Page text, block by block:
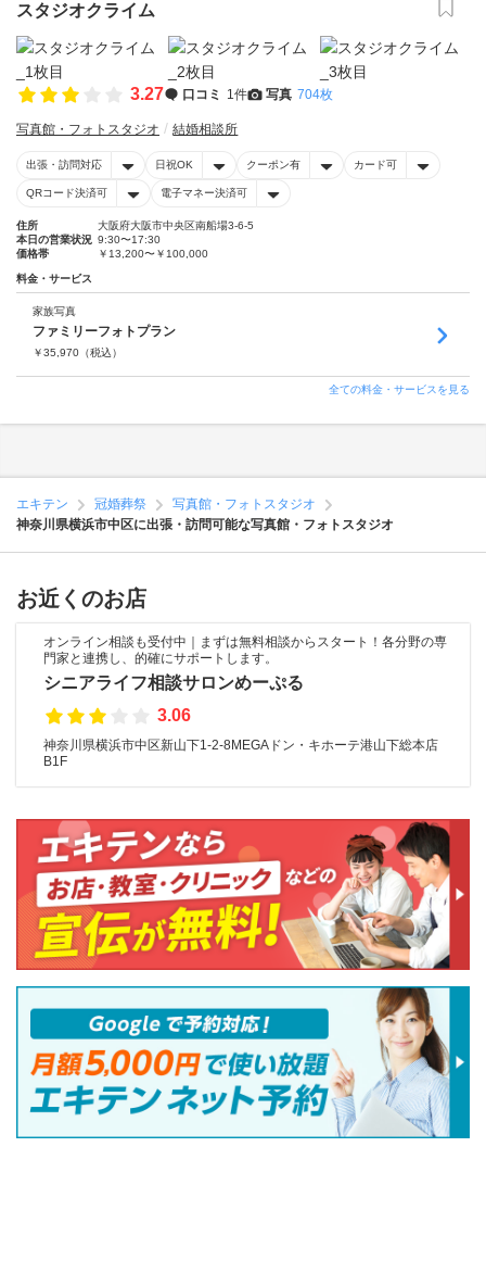
スタジオクライム
3.27 口コミ 1件 写真 704枚
写真館・フォトスタジオ 結婚相談所
出張・訪問対応 日祝OK クーポン有 カード可
QRコード決済可 電子マネー決済可
住所
大阪府大阪市中央区南船場3-6-5
本日の営業状況 9:30〜17:30
価格帯
￥13,200〜￥100,000
料金・サービス
家族写真
ファミリーフォトプラン
￥35,970 （税込）
全ての料金・サービスを見る
エキテン 冠婚葬祭
写真館・フォトスタジオ
神奈川県横浜市中区に出張・訪問可能な写真館・フォトスタジオ
お近くのお店
オンライン相談も受付中｜まずは無料相談からスタート！各分野の専
門家と連携し、的確にサポートします。
シニアライフ相談サロンめーぷる
3.06
神奈川県横浜市中区新山下1-2-8MEGAドン・キホーテ港山下総本店
B1F